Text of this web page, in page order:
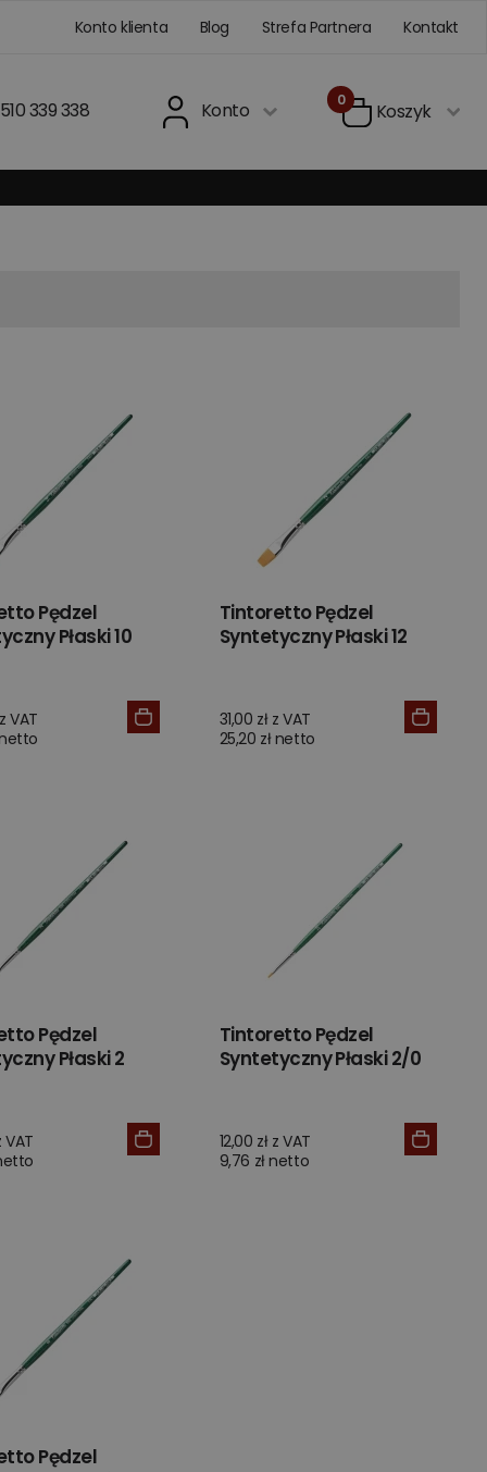
Konto klienta Blog Strefa Partnera Kontakt
510 339 338 Konto 0 Koszyk
Pędzel
Płaski 10
VAT
Tintoretto Pędzel
Syntetyczny Płaski 12
31,00 zł z VAT
25,20 zł netto
Pędzel
Płaski 2
VAT
Tintoretto Pędzel
Syntetyczny Płaski 2/0
12,00 zł z VAT
9,76 zł netto
Pędzel